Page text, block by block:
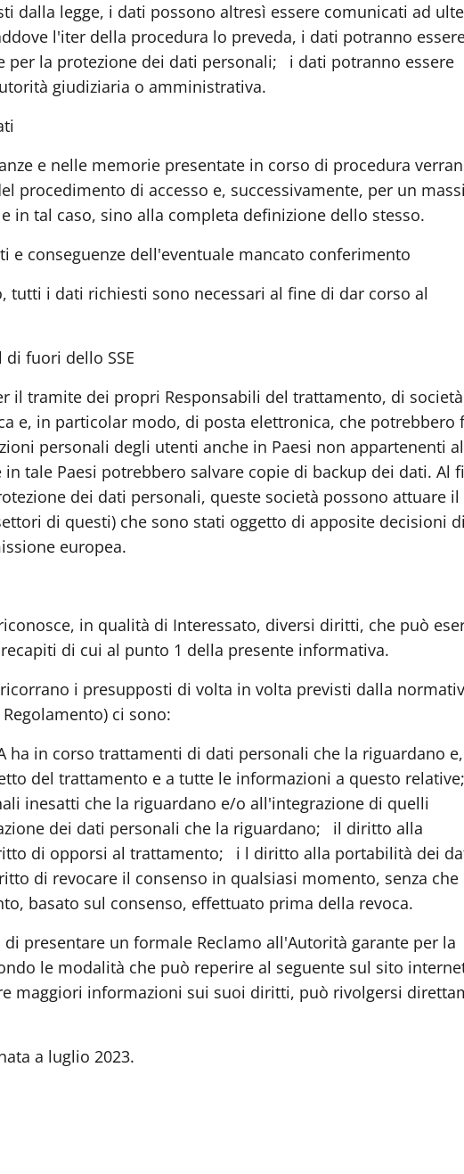
dalla legge, i dati possono altresì essere comunicati ad
l'iter della procedura lo preveda, i dati potranno
per la protezione dei dati personali;
i dati potranno essere
giudiziaria o amministrativa.
i
e nelle memorie presentate in corso di procedura
procedimento di accesso e, successivamente, per un
in tal caso, sino alla completa definizione dello stesso.
e conseguenze dell'eventuale mancato conferimento
tutti i dati richiesti sono necessari al fine di dar corso al
fuori dello SSE
il tramite dei propri Responsabili del trattamento, di
e, in particolar modo, di posta elettronica, che potrebbero
personali degli utenti anche in Paesi non appartenenti
in tale Paesi potrebbero salvare copie di backup dei dati. Al
dei dati personali, queste società possono attuare il
di questi) che sono stati oggetto di apposite decisioni di
europea.
in qualità di Interessato, diversi diritti, che può
di cui al punto 1 della presente informativa.
i presupposti di volta in volta previsti dalla
ci sono:
ha in corso trattamenti di dati personali che la riguardano
del trattamento e a tutte le informazioni a questo relative;
inesatti che la riguardano e/o all'integrazione di quelli
dei dati personali che la riguardano;
il diritto alla
di opporsi al trattamento;
i l diritto alla portabilità dei
di revocare il consenso in qualsiasi momento, senza che
basato sul consenso, effettuato prima della revoca.
presentare un formale Reclamo all'Autorità garante per la
le modalità che può reperire al seguente sul sito
maggiori informazioni sui suoi diritti, può rivolgersi
a luglio 2023.